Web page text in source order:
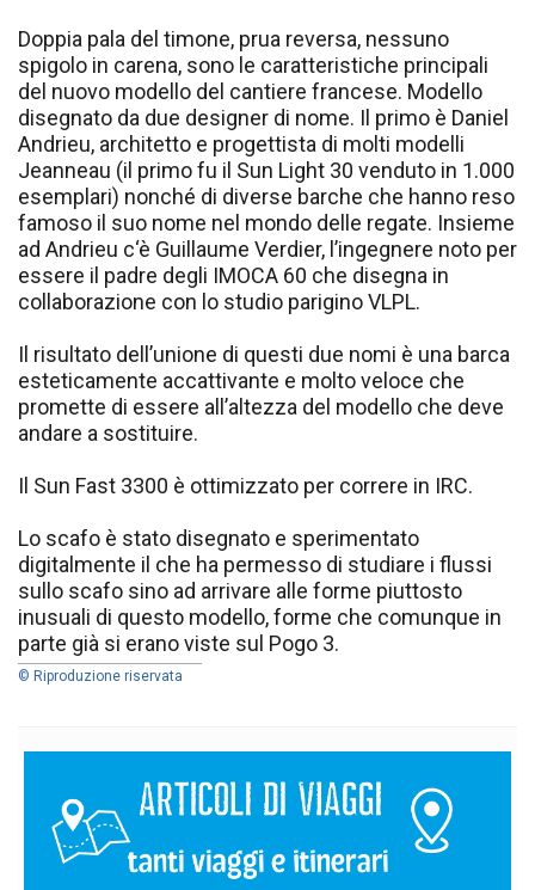
Doppia pala del timone, prua reversa, nessuno
spigolo in carena, sono le caratteristiche principali
del nuovo modello del cantiere francese. Modello
disegnato da due designer di nome. Il primo è Daniel
Andrieu, architetto e progettista di molti modelli
Jeanneau (il primo fu il Sun Light 30 venduto in 1.000
esemplari) nonché di diverse barche che hanno reso
famoso il suo nome nel mondo delle regate. Insieme
ad Andrieu c‘è Guillaume Verdier, l’ingegnere noto per
essere il padre degli IMOCA 60 che disegna in
collaborazione con lo studio parigino VLPL.
Il risultato dell’unione di questi due nomi è una barca
esteticamente accattivante e molto veloce che
promette di essere all’altezza del modello che deve
andare a sostituire.
Il Sun Fast 3300 è ottimizzato per correre in IRC.
Lo scafo è stato disegnato e sperimentato
digitalmente il che ha permesso di studiare i flussi
sullo scafo sino ad arrivare alle forme piuttosto
inusuali di questo modello, forme che comunque in
parte già si erano viste sul Pogo 3.
© Riproduzione riservata